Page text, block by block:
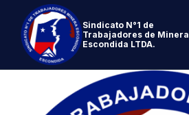
Sindicato N°1 de
Trabajadores de Minera
Escondida LTDA.